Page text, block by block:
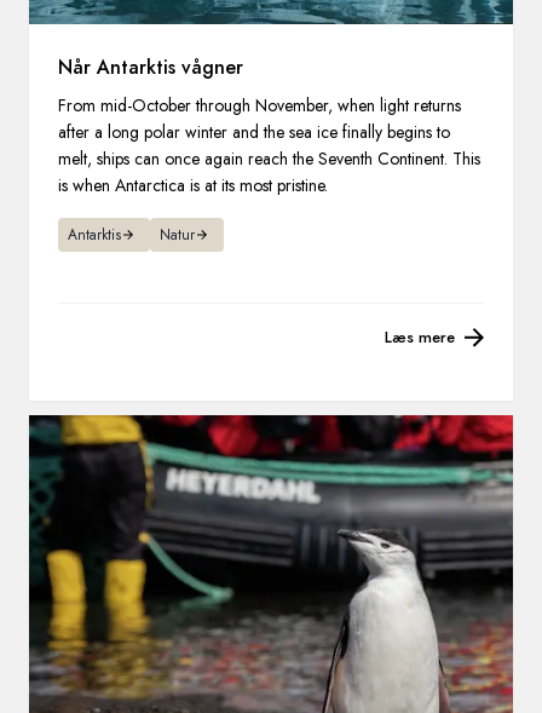
Når Antarktis vågner
From mid-October through November, when light returns
after a long polar winter and the sea ice finally begins to
melt, ships can once again reach the Seventh Continent. This
is when Antarctica is at its most pristine.
Antarktis Natur
Læs mere